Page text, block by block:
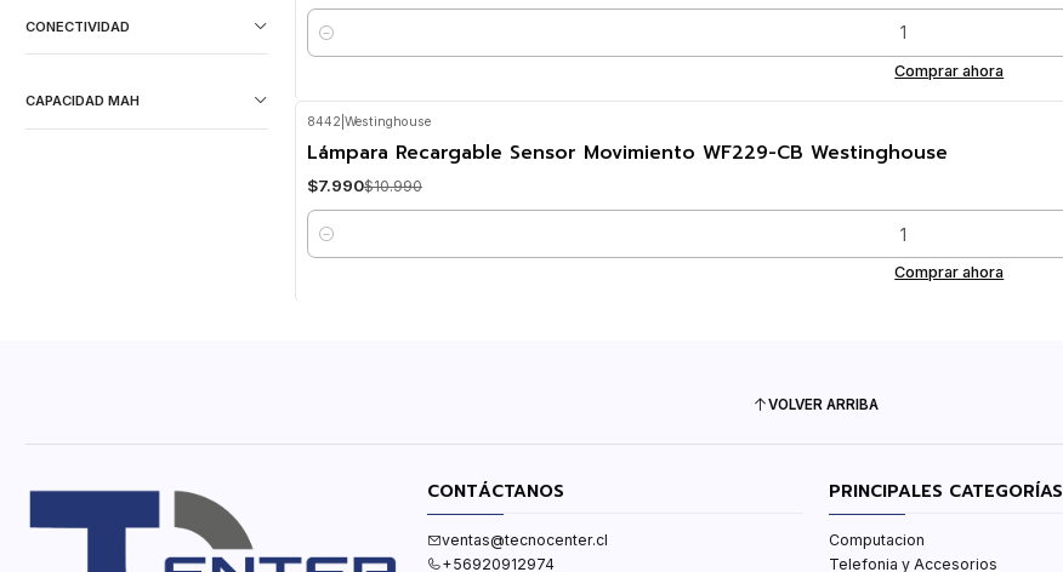
CONECTIVIDAD
CAPACIDAD MAH
Cantidad
Comprar ahora
8442 Westinghouse
Lámpara Recargable Sensor Movimiento WF229-CB Westinghouse
$7.990$10.990
Cantidad
Comprar ahora
VOLVER ARRIBA
CONTÁCTANOS
ventas@tecnocenter.cl
+56920912974
PRINCIPALES CATEGORÍAS
Computacion
Telefonia y Accesorios